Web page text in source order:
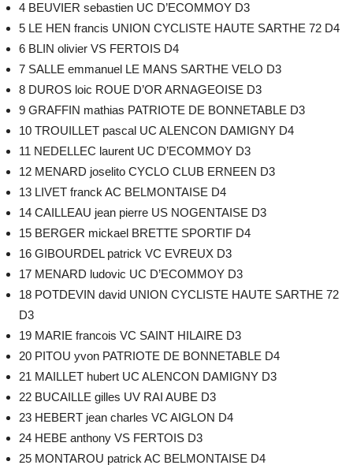
4 BEUVIER sebastien UC D’ECOMMOY D3
5 LE HEN francis UNION CYCLISTE HAUTE SARTHE 72 D4
6 BLIN olivier VS FERTOIS D4
7 SALLE emmanuel LE MANS SARTHE VELO D3
8 DUROS loic ROUE D’OR ARNAGEOISE D3
9 GRAFFIN mathias PATRIOTE DE BONNETABLE D3
10 TROUILLET pascal UC ALENCON DAMIGNY D4
11 NEDELLEC laurent UC D’ECOMMOY D3
12 MENARD joselito CYCLO CLUB ERNEEN D3
13 LIVET franck AC BELMONTAISE D4
14 CAILLEAU jean pierre US NOGENTAISE D3
15 BERGER mickael BRETTE SPORTIF D4
16 GIBOURDEL patrick VC EVREUX D3
17 MENARD ludovic UC D’ECOMMOY D3
18 POTDEVIN david UNION CYCLISTE HAUTE SARTHE 72
D3
19 MARIE francois VC SAINT HILAIRE D3
20 PITOU yvon PATRIOTE DE BONNETABLE D4
21 MAILLET hubert UC ALENCON DAMIGNY D3
22 BUCAILLE gilles UV RAI AUBE D3
23 HEBERT jean charles VC AIGLON D4
24 HEBE anthony VS FERTOIS D3
25 MONTAROU patrick AC BELMONTAISE D4